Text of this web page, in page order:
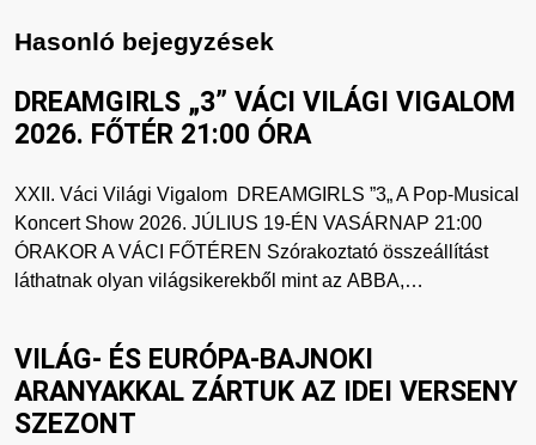
Hasonló bejegyzések
DREAMGIRLS „3” VÁCI VILÁGI VIGALOM
2026. FŐTÉR 21:00 ÓRA
XXII. Váci Világi Vigalom DREAMGIRLS ​”3„ A Pop-Musical
Koncert Show 2026. JÚLIUS 19-ÉN VASÁRNAP 21:00
ÓRAKOR A VÁCI FŐTÉREN Szórakoztató összeállítást
láthatnak olyan világsikerekből mint az ABBA,…
VILÁG- ÉS EURÓPA-BAJNOKI
ARANYAKKAL ZÁRTUK AZ IDEI VERSENY
SZEZONT